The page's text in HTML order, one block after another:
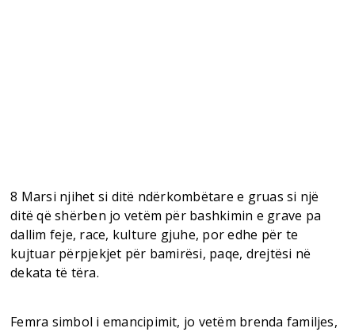
8 Marsi njihet si ditë ndërkombëtare e gruas si një
ditë që shërben jo vetëm për bashkimin e grave pa
dallim feje, race, kulture gjuhe, por edhe për te
kujtuar përpjekjet për bamirësi, paqe, drejtësi në
dekata të tëra.
Femra simbol i emancipimit, jo vetëm brenda familjes,